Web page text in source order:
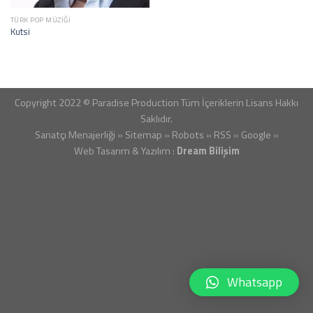
TÜRK POP MÜZİĞİ
Kutsi
Copyright 2022 © Paradise Production Tüm İçeriklerin Lisans Hakkı
Saklıdır.
Sanatçı Menajerliği » Sitemap » Robots » RSS » Google »
Web Tasarım & Yazılım : Dream Bilişim
Whatsapp